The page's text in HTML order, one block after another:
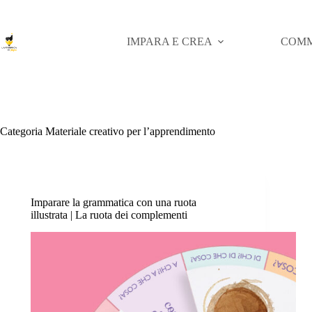
contenuto
IMPARA E CREA
Categoria Materiale creativo per l’apprendimento
Imparare la grammatica con una ruota
illustrata | La ruota dei complementi